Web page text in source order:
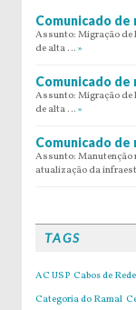
Comunicado de
Assunto: Migração de
de alta … »
Comunicado de
Assunto: Migração de
de alta … »
Comunicado de
Assunto: Manutenção
atualização da
TAGS
AC USP Cabos de Rede
Categoria do Ramal